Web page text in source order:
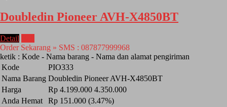
Doubledin Pioneer AVH-X4850BT
Detail
Order Sekarang » SMS : 087877999968
ketik : Kode - Nama barang - Nama dan alamat pengiriman
Kode
PIO333
Nama Barang Doubledin Pioneer AVH-X4850BT
Harga
Rp 4.199.000 4.350.000
Anda Hemat
Rp 151.000 (3.47%)